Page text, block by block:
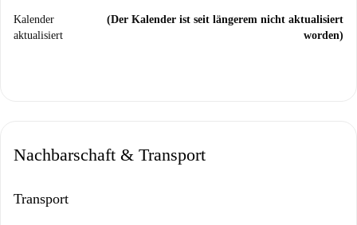
Kalender
aktualisiert
(Der Kalender ist seit längerem nicht aktualisiert
worden)
Nachbarschaft & Transport
Transport